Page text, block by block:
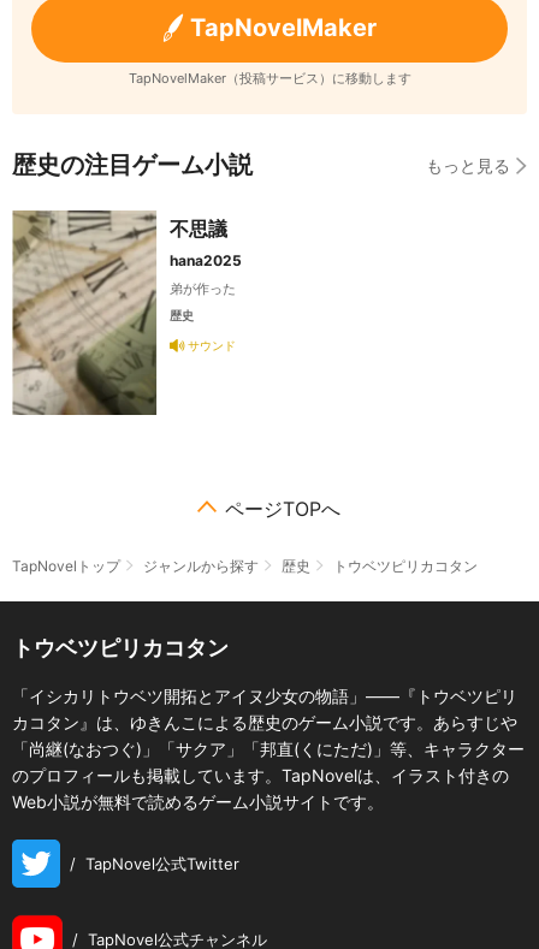
TapNovelMaker
TapNovelMaker（投稿サービス）に移動します
歴史の注目ゲーム小説 もっと見る
不思議
hana2025
弟が作った
歴史
サウンド
ページTOPへ
TapNovelトップ ジャンルから探す 歴史 トウベツピリカコタン
トウベツピリカコタン
「イシカリトウベツ開拓とアイヌ少女の物語」――『トウベツピリ
カコタン』は、ゆきんこによる歴史のゲーム小説です。あらすじや
「尚継(なおつぐ)」「サクア」「邦直(くにただ)」等、キャラクター
のプロフィールも掲載しています。TapNovelは、イラスト付きの
Web小説が無料で読めるゲーム小説サイトです。
/ TapNovel公式Twitter
/ TapNovel公式チャンネル